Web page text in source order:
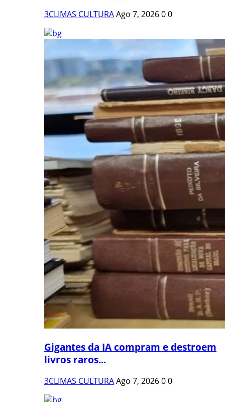
3CLIMAS CULTURAAgo 7, 202600
Gigantes da IA compram e destroem
livros raros...
3CLIMAS CULTURAAgo 7, 202600